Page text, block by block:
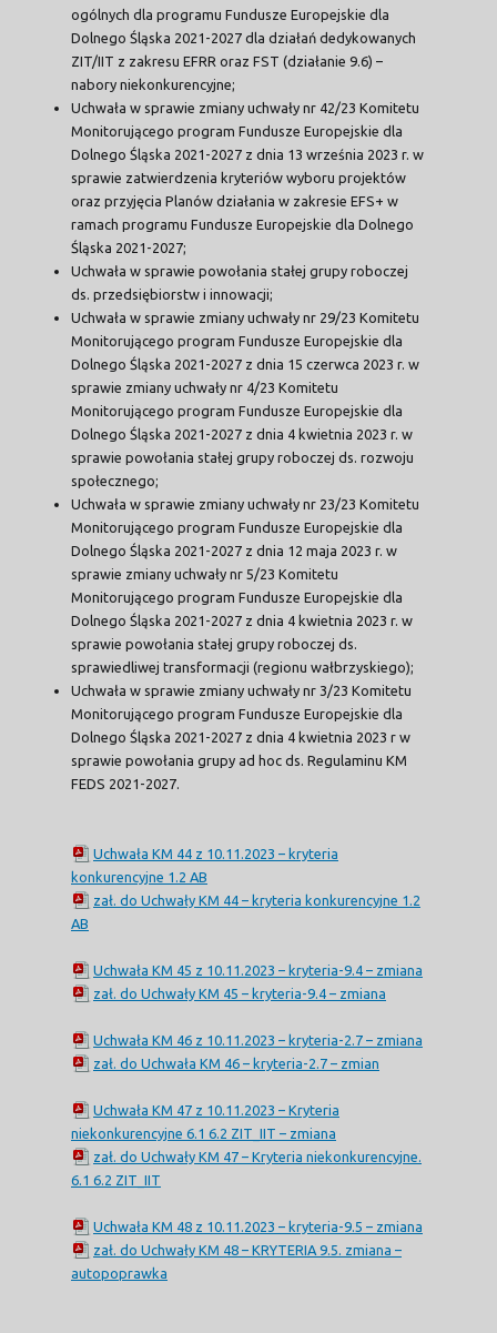
ogólnych dla programu Fundusze Europejskie dla
Dolnego Śląska 2021-2027 dla działań dedykowanych
ZIT/IIT z zakresu EFRR oraz FST (działanie 9.6) –
nabory niekonkurencyjne;
Uchwała w sprawie zmiany uchwały nr 42/23 Komitetu
Monitorującego program Fundusze Europejskie dla
Dolnego Śląska 2021-2027 z dnia 13 września 2023 r. w
sprawie zatwierdzenia kryteriów wyboru projektów
oraz przyjęcia Planów działania w zakresie EFS+ w
ramach programu Fundusze Europejskie dla Dolnego
Śląska 2021-2027;
Uchwała w sprawie powołania stałej grupy roboczej
ds. przedsiębiorstw i innowacji;
Uchwała w sprawie zmiany uchwały nr 29/23 Komitetu
Monitorującego program Fundusze Europejskie dla
Dolnego Śląska 2021-2027 z dnia 15 czerwca 2023 r. w
sprawie zmiany uchwały nr 4/23 Komitetu
Monitorującego program Fundusze Europejskie dla
Dolnego Śląska 2021-2027 z dnia 4 kwietnia 2023 r. w
sprawie powołania stałej grupy roboczej ds. rozwoju
społecznego;
Uchwała w sprawie zmiany uchwały nr 23/23 Komitetu
Monitorującego program Fundusze Europejskie dla
Dolnego Śląska 2021-2027 z dnia 12 maja 2023 r. w
sprawie zmiany uchwały nr 5/23 Komitetu
Monitorującego program Fundusze Europejskie dla
Dolnego Śląska 2021-2027 z dnia 4 kwietnia 2023 r. w
sprawie powołania stałej grupy roboczej ds.
sprawiedliwej transformacji (regionu wałbrzyskiego);
Uchwała w sprawie zmiany uchwały nr 3/23 Komitetu
Monitorującego program Fundusze Europejskie dla
Dolnego Śląska 2021-2027 z dnia 4 kwietnia 2023 r w
sprawie powołania grupy ad hoc ds. Regulaminu KM
FEDS 2021-2027.
Uchwała KM 44 z 10.11.2023 – kryteria
konkurencyjne 1.2 AB
zał. do Uchwały KM 44 – kryteria konkurencyjne 1.2
AB
Uchwała KM 45 z 10.11.2023 – kryteria-9.4 – zmiana
zał. do Uchwały KM 45 – kryteria-9.4 – zmiana
Uchwała KM 46 z 10.11.2023 – kryteria-2.7 – zmiana
zał. do Uchwała KM 46 – kryteria-2.7 – zmian
Uchwała KM 47 z 10.11.2023 – Kryteria
niekonkurencyjne 6.1 6.2 ZIT_IIT – zmiana
zał. do Uchwały KM 47 – Kryteria niekonkurencyjne.
6.1 6.2 ZIT_IIT
Uchwała KM 48 z 10.11.2023 – kryteria-9.5 – zmiana
zał. do Uchwały KM 48 – KRYTERIA 9.5. zmiana –
autopoprawka